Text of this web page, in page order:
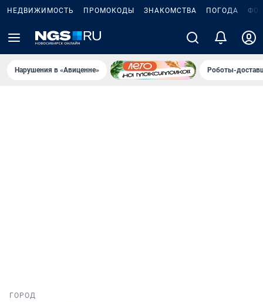
НЕДВИЖИМОСТЬ ПРОМОКОДЫ ЗНАКОМСТВА ПОГОДА
Нарушения в «Авиценне» Роботы-
ГОРОД